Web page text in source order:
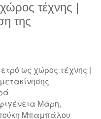
τέχνης |
της
ως χώρος τέχνης |
Μάρη,
Μπαμπάλου